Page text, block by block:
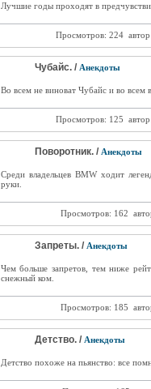
Лучшие годы проходят в
Просмотров: 224
Чубайс. / Анекдоты
Во всем не виноват Чубайс и во всем
Просмотров: 125
Поворотник. / Анекдоты
Среди владельцев BMW ходит
руки.
Просмотров: 162
Запреты. / Анекдоты
Чем больше запретов, тем ниже
снежный ком.
Просмотров: 185
Детство. / Анекдоты
Детство похоже на пьянство: все